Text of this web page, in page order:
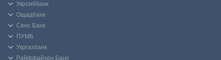
Укрсиббанк
Ощадбанк
Сенс Банк
ПУМБ
Укргазбанк
Райффайзен Банк